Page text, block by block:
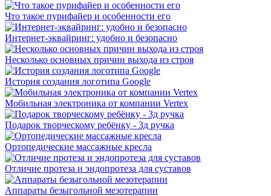
Что такое пурифайер и особенности его
Интернет-эквайринг: удобно и безопасно
Несколько основных причин выхода из строя
История создания логотипа Google
Мобильная электроника от компании Vertex
Подарок творческому ребёнку - 3д ручка
Ортопедические массажные кресла
Отличие протеза и эндопротеза для суставов
Аппараты безыгольной мезотерапии